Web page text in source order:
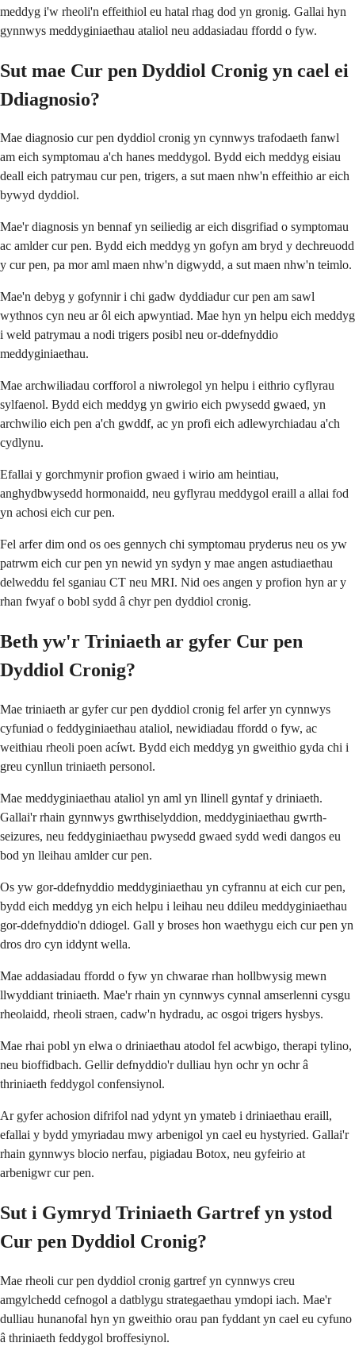
meddyg i'w rheoli'n effeithiol eu hatal rhag dod yn gronig. Gallai hyn
gynnwys meddyginiaethau ataliol neu addasiadau ffordd o fyw.
Sut mae Cur pen Dyddiol Cronig yn cael ei
Ddiagnosio?
Mae diagnosio cur pen dyddiol cronig yn cynnwys trafodaeth fanwl
am eich symptomau a'ch hanes meddygol. Bydd eich meddyg eisiau
deall eich patrymau cur pen, trigers, a sut maen nhw'n effeithio ar eich
bywyd dyddiol.
Mae'r diagnosis yn bennaf yn seiliedig ar eich disgrifiad o symptomau
ac amlder cur pen. Bydd eich meddyg yn gofyn am bryd y dechreuodd
y cur pen, pa mor aml maen nhw'n digwydd, a sut maen nhw'n teimlo.
Mae'n debyg y gofynnir i chi gadw dyddiadur cur pen am sawl
wythnos cyn neu ar ôl eich apwyntiad. Mae hyn yn helpu eich meddyg
i weld patrymau a nodi trigers posibl neu or-ddefnyddio
meddyginiaethau.
Mae archwiliadau corfforol a niwrolegol yn helpu i eithrio cyflyrau
sylfaenol. Bydd eich meddyg yn gwirio eich pwysedd gwaed, yn
archwilio eich pen a'ch gwddf, ac yn profi eich adlewyrchiadau a'ch
cydlynu.
Efallai y gorchmynir profion gwaed i wirio am heintiau,
anghydbwysedd hormonaidd, neu gyflyrau meddygol eraill a allai fod
yn achosi eich cur pen.
Fel arfer dim ond os oes gennych chi symptomau pryderus neu os yw
patrwm eich cur pen yn newid yn sydyn y mae angen astudiaethau
delweddu fel sganiau CT neu MRI. Nid oes angen y profion hyn ar y
rhan fwyaf o bobl sydd â chyr pen dyddiol cronig.
Beth yw'r Triniaeth ar gyfer Cur pen
Dyddiol Cronig?
Mae triniaeth ar gyfer cur pen dyddiol cronig fel arfer yn cynnwys
cyfuniad o feddyginiaethau ataliol, newidiadau ffordd o fyw, ac
weithiau rheoli poen acíwt. Bydd eich meddyg yn gweithio gyda chi i
greu cynllun triniaeth personol.
Mae meddyginiaethau ataliol yn aml yn llinell gyntaf y driniaeth.
Gallai'r rhain gynnwys gwrthiselyddion, meddyginiaethau gwrth-
seizures, neu feddyginiaethau pwysedd gwaed sydd wedi dangos eu
bod yn lleihau amlder cur pen.
Os yw gor-ddefnyddio meddyginiaethau yn cyfrannu at eich cur pen,
bydd eich meddyg yn eich helpu i leihau neu ddileu meddyginiaethau
gor-ddefnyddio'n ddiogel. Gall y broses hon waethygu eich cur pen yn
dros dro cyn iddynt wella.
Mae addasiadau ffordd o fyw yn chwarae rhan hollbwysig mewn
llwyddiant triniaeth. Mae'r rhain yn cynnwys cynnal amserlenni cysgu
rheolaidd, rheoli straen, cadw'n hydradu, ac osgoi trigers hysbys.
Mae rhai pobl yn elwa o driniaethau atodol fel acwbigo, therapi tylino,
neu bioffidbach. Gellir defnyddio'r dulliau hyn ochr yn ochr â
thriniaeth feddygol confensiynol.
Ar gyfer achosion difrifol nad ydynt yn ymateb i driniaethau eraill,
efallai y bydd ymyriadau mwy arbenigol yn cael eu hystyried. Gallai'r
rhain gynnwys blocio nerfau, pigiadau Botox, neu gyfeirio at
arbenigwr cur pen.
Sut i Gymryd Triniaeth Gartref yn ystod
Cur pen Dyddiol Cronig?
Mae rheoli cur pen dyddiol cronig gartref yn cynnwys creu
amgylchedd cefnogol a datblygu strategaethau ymdopi iach. Mae'r
dulliau hunanofal hyn yn gweithio orau pan fyddant yn cael eu cyfuno
â thriniaeth feddygol broffesiynol.